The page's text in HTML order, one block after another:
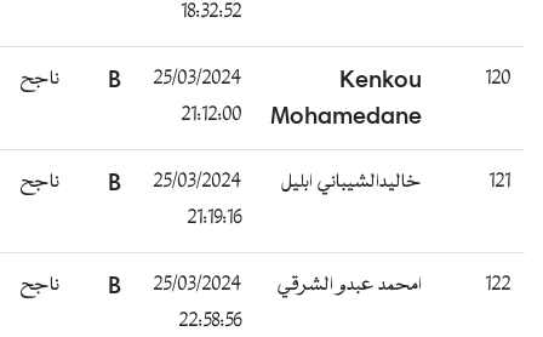
18:32:52
120
Kenkou
Mohamedane
25/03/2024
21:12:00
B ناجح
121 خاليدالشيباني ابليل
25/03/2024
21:19:16
B ناجح
122 امحمد عبدو الشرقي
25/03/2024
22:58:56
B ناجح